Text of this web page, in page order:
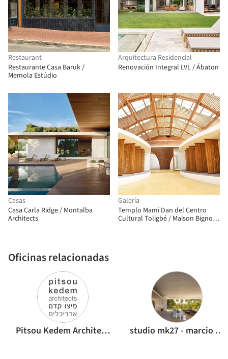
Restaurant
Restaurante Casa Baruk /
Memola Estúdio
Arquitectura Residencial
Renovación Integral LVL / Ábaton
Casas
Casa Carla Ridge / Montalba
Architects
Oficinas relacionadas
Pitsou Kedem Architects studio mk27 - marcio kogan
Galería
Templo Mami Dan del Centro
Cultural Toligbé / Maison Bignon